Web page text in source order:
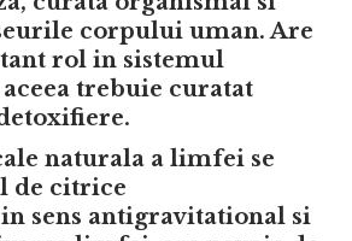
corpului uman. Are
rol in sistemul
trebuie curatat
naturala a limfei se
de citrice
sens antigravitational si